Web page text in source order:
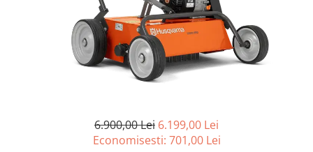
Carcasa demaror
Garnituri carburator
6.900,00 Lei 6.199,00 Lei
Economisesti: 701,00 Lei